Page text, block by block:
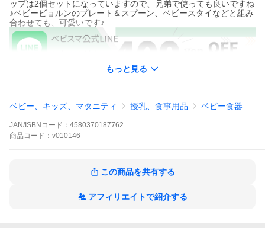
ップは2個セットになっていますので、兄弟で使っても良いですね
♪ベビービョルンのプレート＆スプーン、ベビースタイなどと組み
合わせても、可愛いです♪
◆◇◆サービス特典◆◇◆
◆ご出産祝いなど、プレゼント用ラッピングが無料！
◆ベビービョルン保証あり日本語あり
もっと見る
ベビー、キッズ、マタニティ 授乳、食事用品 ベビー食器
JAN/ISBNコード： 4580370187762
商品 コード： v010146
この商品を共有する
アフィリエイトで紹介する